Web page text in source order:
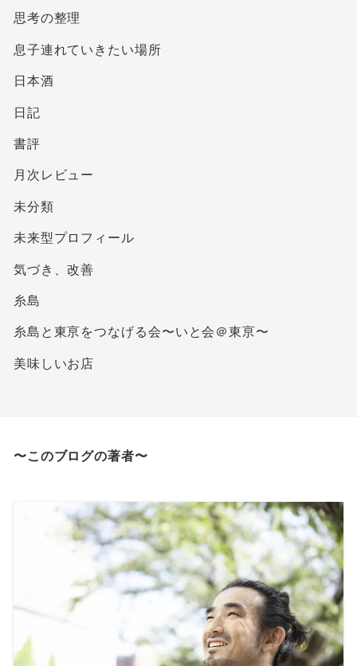
思考の整理
息子連れていきたい場所
日本酒
日記
書評
月次レビュー
未分類
未来型プロフィール
気づき、改善
糸島
糸島と東亰をつなげる会〜いと会＠東亰〜
美味しいお店
〜このブログの著者〜